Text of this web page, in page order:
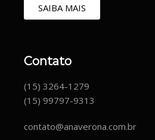
SAIBA MAIS
Contato
(15) 3264-1279
(15) 99797-9313
contato@anaverona.com.br